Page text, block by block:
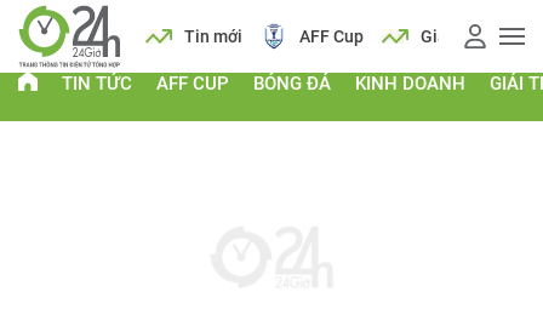
Tin mới AFF Cup Giá vàng Lịch
TIN TỨC AFF CUP BÓNG ĐÁ KINH DOANH GIẢI